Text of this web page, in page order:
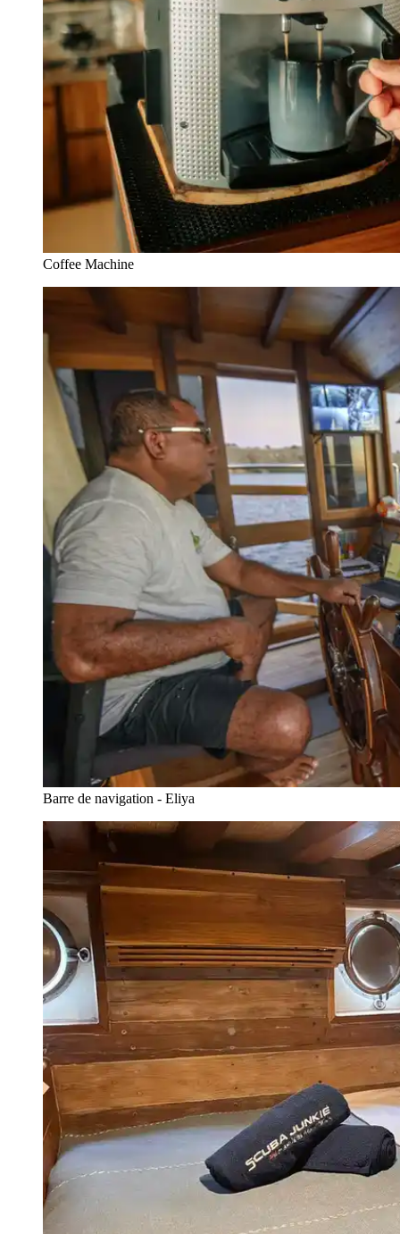
Coffee Machine
Barre de navigation - Eliya